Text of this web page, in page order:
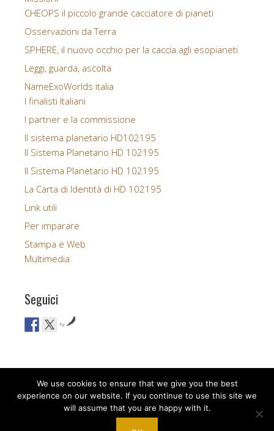
CHEOPS il piccolo grande cacciatore di pianeti
Osservazioni da Terra
SPHERE, il nuovo occhio per la caccia agli esopianeti
Leggi, guarda, ascolta
NameExoWorlds italia
I finalisti Italiani
I partner e la commissione
Il sistema planetario HD102195
Il Sistema Planetario HD 102195
Il Sistema Planetario HD 102195
La Carta di Identità di HD 102195
Link utili
Per imparare
Stampa e Web
Multimedia
Seguici
by
Copyright © 2026 Uno, nessuno, centomila ... sistemi solari.
WordPress Theme by themehall.com
We use cookies to ensure that we give you the best
experience on our website. If you continue to use this site we
will assume that you are happy with it.